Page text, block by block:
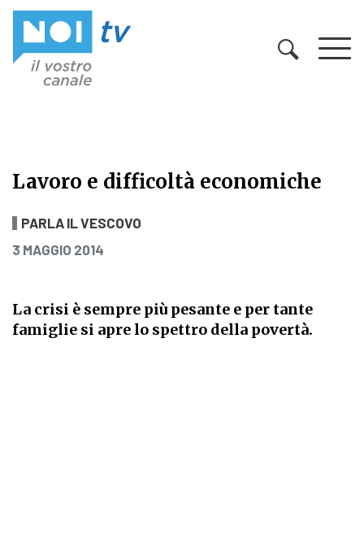
Lavoro e difficoltà economiche
Lavoro e difficoltà economiche
PARLA IL VESCOVO
PUBBLICATO IL
3 MAGGIO 2014
La crisi è sempre più pesante e per tante
famiglie si apre lo spettro della povertà.